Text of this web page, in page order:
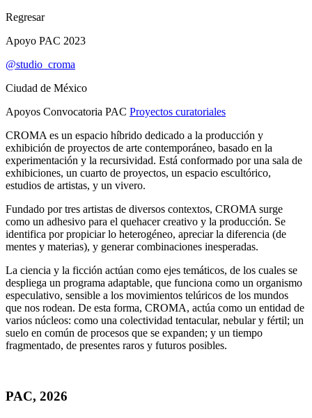
Regresar
Apoyo PAC 2023
@studio_croma
Ciudad de México
Apoyos Convocatoria PAC Proyectos curatoriales
CROMA es un espacio híbrido dedicado a la producción y
exhibición de proyectos de arte contemporáneo, basado en la
experimentación y la recursividad. Está conformado por una sala de
exhibiciones, un cuarto de proyectos, un espacio escultórico,
estudios de artistas, y un vivero.
Fundado por tres artistas de diversos contextos, CROMA surge
como un adhesivo para el quehacer creativo y la producción. Se
identifica por propiciar lo heterogéneo, apreciar la diferencia (de
mentes y materias), y generar combinaciones inesperadas.
La ciencia y la ficción actúan como ejes temáticos, de los cuales se
despliega un programa adaptable, que funciona como un organismo
especulativo, sensible a los movimientos telúricos de los mundos
que nos rodean. De esta forma, CROMA, actúa como un entidad de
varios núcleos: como una colectividad tentacular, nebular y fértil; un
suelo en común de procesos que se expanden; y un tiempo
fragmentado, de presentes raros y futuros posibles.
PAC, 2026